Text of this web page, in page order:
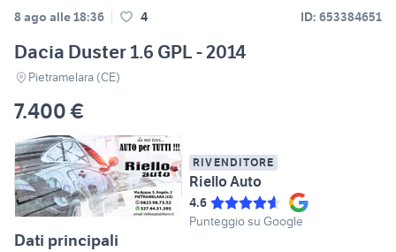
8 ago alle 18:36 4 ID: 653384651
Dacia Duster 1.6 GPL - 2014
Pietramelara (CE)
7.400 €
RIVENDITORE
Riello Auto
4.6
Punteggio su Google
Dati principali